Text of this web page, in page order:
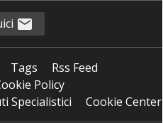
Tags
Rss Feed
Policy
Specialistici
Cookie Center